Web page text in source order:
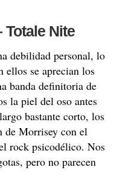
Totale Nite
debilidad personal, lo
ellos se aprecian los
banda definitoria de
la piel del oso antes
bastante corto, los
de Morrisey con el
rock psicodélico. Nos
pero no parecen